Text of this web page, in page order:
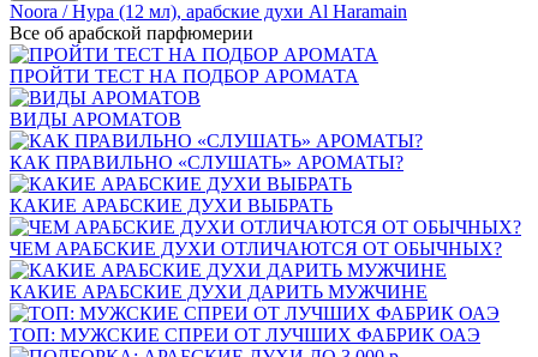
Noora / Нура (12 мл), арабские духи Al Haramain
Все об арабской парфюмерии
ПРОЙТИ ТЕСТ НА ПОДБОР АРОМАТА
ВИДЫ АРОМАТОВ
КАК ПРАВИЛЬНО «СЛУШАТЬ» АРОМАТЫ?
КАКИЕ АРАБСКИЕ ДУХИ ВЫБРАТЬ
ЧЕМ АРАБСКИЕ ДУХИ ОТЛИЧАЮТСЯ ОТ ОБЫЧНЫХ?
КАКИЕ АРАБСКИЕ ДУХИ ДАРИТЬ МУЖЧИНЕ
ТОП: МУЖСКИЕ СПРЕИ ОТ ЛУЧШИХ ФАБРИК ОАЭ